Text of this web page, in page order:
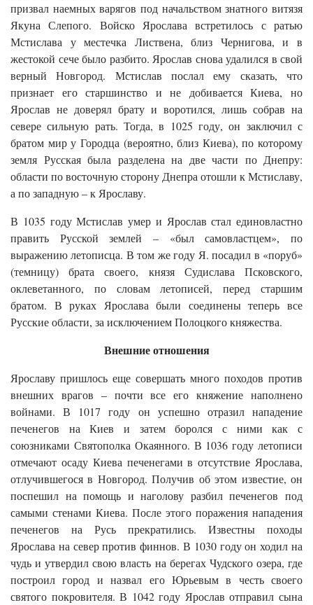
призвал наемных варягов под начальством знатного витязя
Якуна Слепого. Войско Ярослава встретилось с ратью
Мстислава у местечка Листвена, близ Чернигова, и в
жестокой сече было разбито. Ярослав снова удалился в свой
верный Новгород. Мстислав послал ему сказать, что
признает его старшинство и не добивается Киева, но
Ярослав не доверял брату и воротился, лишь собрав на
севере сильную рать. Тогда, в 1025 году, он заключил с
братом мир у Городца (вероятно, близ Киева), по которому
земля Русская была разделена на две части по Днепру:
области по восточную сторону Днепра отошли к Мстиславу,
а по западную – к Ярославу.
В 1035 году Мстислав умер и Ярослав стал единовластно
править Русской землей – «был самовластцем», по
выражению летописца. В том же году Я. посадил в «поруб»
(темницу) брата своего, князя Судислава Псковского,
оклеветанного, по словам летописей, перед старшим
братом. В руках Ярослава были соединены теперь все
Русские области, за исключением Полоцкого княжества.
Внешние отношения
Ярославу пришлось еще совершать много походов против
внешних врагов – почти все его княжение наполнено
войнами. В 1017 году он успешно отразил нападение
печенегов на Киев и затем боролся с ними как с
союзниками Святополка Окаянного. В 1036 году летописи
отмечают осаду Киева печенегами в отсутствие Ярослава,
отлучившегося в Новгород. Получив об этом известие, он
поспешил на помощь и наголову разбил печенегов под
самыми стенами Киева. После этого поражения нападения
печенегов на Русь прекратились. Известны походы
Ярослава на север против финнов. В 1030 году он ходил на
чудь и утвердил свою власть на берегах Чудского озера, где
построил город и назвал его Юрьевым в честь своего
святого покровителя. В 1042 году Ярослав отправил сына